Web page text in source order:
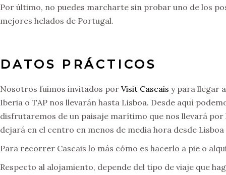
Por último, no puedes marcharte sin probar uno de los
mejores helados de Portugal.
DATOS PRÁCTICOS
Nosotros fuimos invitados por Visit Cascais y para llegar
Iberia o TAP nos llevarán hasta Lisboa. Desde aquí
disfrutaremos de un paisaje marítimo que nos llevará
dejará en el centro en menos de media hora desde
Para recorrer Cascais lo más cómo es hacerlo a pie o
Respecto al alojamiento, depende del tipo de viaje que